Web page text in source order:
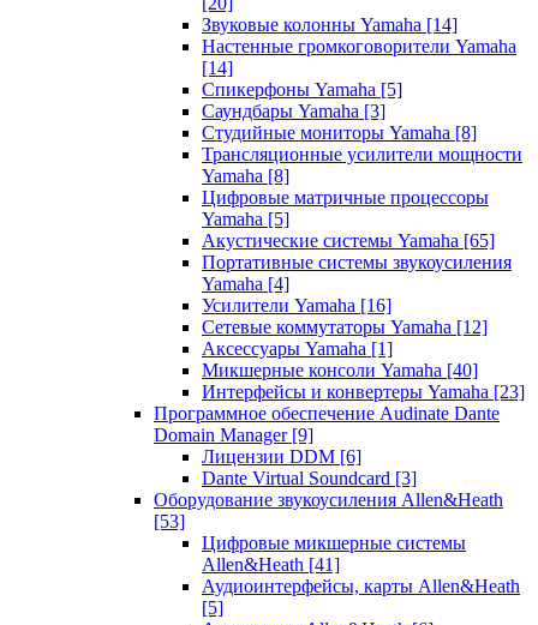
Звуковые колонны Yamaha [14]
Настенные громкоговорители Yamaha
[14]
Спикерфоны Yamaha [5]
Саундбары Yamaha [3]
Студийные мониторы Yamaha [8]
Трансляционные усилители мощности
Yamaha [8]
Цифровые матричные процессоры
Yamaha [5]
Акустические системы Yamaha [65]
Портативные системы звукоусиления
Yamaha [4]
Усилители Yamaha [16]
Сетевые коммутаторы Yamaha [12]
Аксессуары Yamaha [1]
Микшерные консоли Yamaha [40]
Интерфейсы и конвертеры Yamaha [23]
Программное обеспечение Audinate Dante
Domain Manager [9]
Лицензии DDM [6]
Dante Virtual Soundcard [3]
Оборудование звукоусиления Allen&Heath
[53]
Цифровые микшерные системы
Allen&Heath [41]
Аудиоинтерфейсы, карты Allen&Heath
[5]